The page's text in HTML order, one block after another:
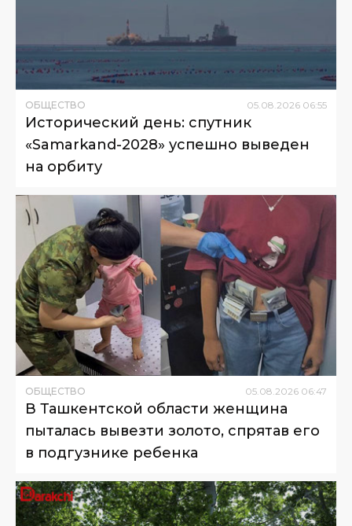
ОБЩЕСТВО 05.08.2026 06:55
Исторический день: спутник
«Samarkand-2028» успешно выведен
на орбиту
ОБЩЕСТВО 05 08 2026 06:47
В Ташкентской области женщина
пыталась вывезти золото, спрятав его
в подгузнике ребенка